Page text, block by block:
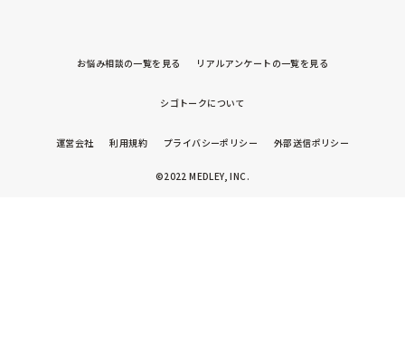
自分だけが特別ダメな訳ではなく、病院と馬が合わなかっただけだ
三年間働くのが良いとされるのは、ラダー研修がひと段落するから
しかし怒られながら、一年働けたならたいしたもんです。次の職場へ
お悩み相談の一覧を見る リアルアンケートの一覧を見る
シゴトークについて
運営会社 利用規約 プライバシーポリシー 外部送信ポリシー
©2022 MEDLEY, INC.